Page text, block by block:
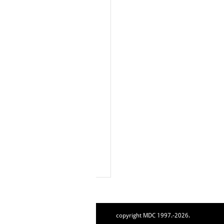
copyright MDC 1997.-2026.